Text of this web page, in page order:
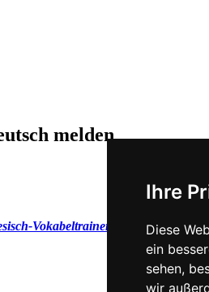
Ihre
Diese
ein
sehen,
wir
melden
Vokabeltrainer Han Trainer Pro.